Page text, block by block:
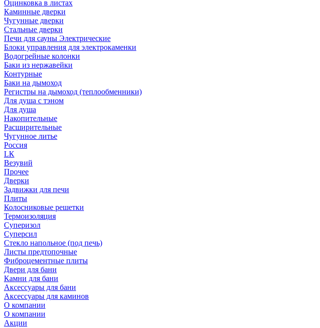
Оцинковка в листах
Каминные дверки
Чугунные дверки
Стальные дверки
Печи для сауны Электрические
Блоки управления для электрокаменки
Водогрейные колонки
Баки из нержавейки
Контурные
Баки на дымоход
Регистры на дымоход (теплообменники)
Для душа с тэном
Для душа
Накопительные
Расширительные
Чугунное литье
Россия
LК
Везувий
Прочее
Дверки
Задвижки для печи
Плиты
Колосниковые решетки
Термоизоляция
Суперизол
Суперсил
Стекло напольное (под печь)
Листы предтопочные
Фиброцементные плиты
Двери для бани
Камни для бани
Аксессуары для бани
Аксессуары для каминов
О компании
О компании
Акции